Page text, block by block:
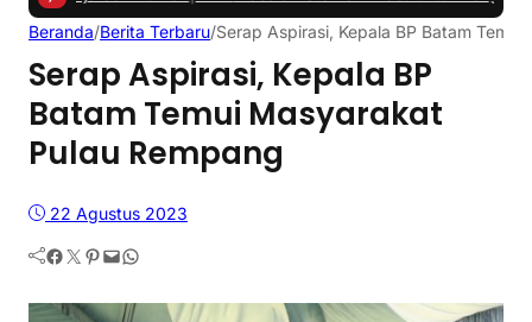
Beranda/Berita Terbaru/Serap Aspirasi, Kepala BP Batam
Serap Aspirasi, Kepala BP
Batam Temui Masyarakat
Pulau Rempang
22 Agustus 2023
Facebook Twitter Pinterest Mail WhatsApp